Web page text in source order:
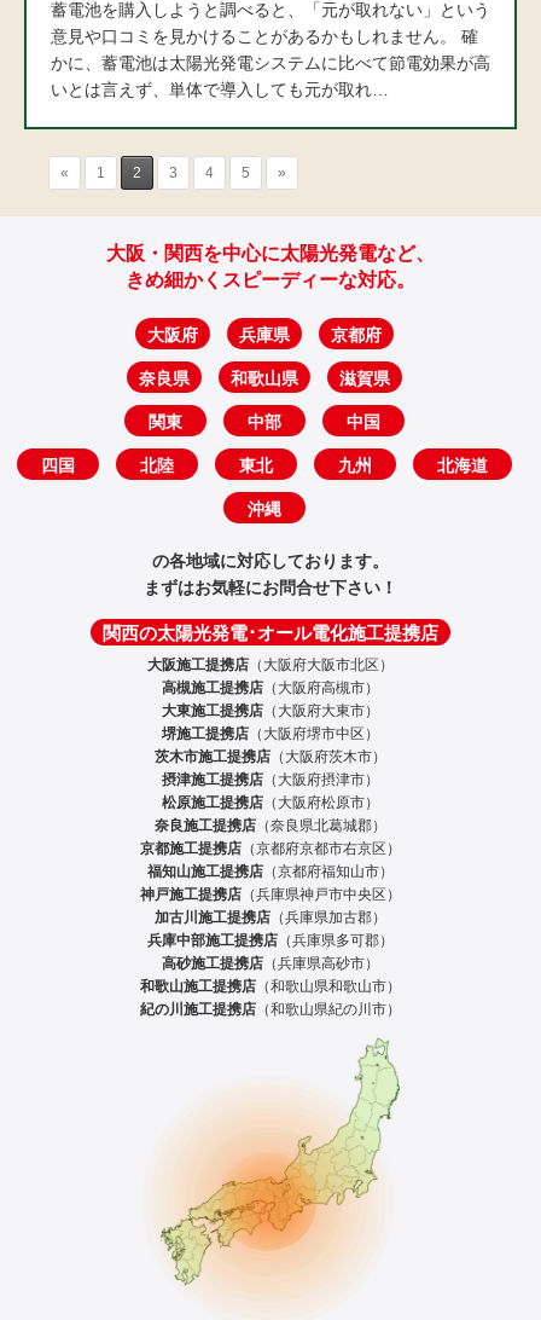
蓄電池を購入しようと調べると、「元が取れない」という
意見や口コミを見かけることがあるかもしれません。 確
かに、蓄電池は太陽光発電システムに比べて節電効果が高
いとは言えず、単体で導入しても元が取れ…
« 1 2 3 4 5 »
大阪・関西を中心に太陽光発電など、
きめ細かくスピーディーな対応。
大阪府 兵庫県 京都府
奈良県 和歌山県 滋賀県
関東 中部 中国
四国 北陸 東北 九州 北海道
沖縄
の各地域に対応しております。
まずはお気軽にお問合せ下さい！
関西の太陽光発電･オール電化施工提携店
大阪施工提携店 （大阪府大阪市北区）
高槻施工提携店 （大阪府高槻市）
大東施工提携店 （大阪府大東市）
堺施工提携店 （大阪府堺市中区）
茨木市施工提携店 （大阪府茨木市）
摂津施工提携店 （大阪府摂津市）
松原施工提携店 （大阪府松原市）
奈良施工提携店 （奈良県北葛城郡）
京都施工提携店 （京都府京都市右京区）
福知山施工提携店 （京都府福知山市）
神戸施工提携店 （兵庫県神戸市中央区）
加古川施工提携店 （兵庫県加古郡）
兵庫中部施工提携店 （兵庫県多可郡）
高砂施工提携店 （兵庫県高砂市）
和歌山施工提携店 （和歌山県和歌山市）
紀の川施工提携店 （和歌山県紀の川市）